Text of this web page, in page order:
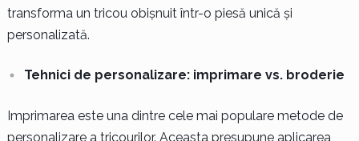
transforma un tricou obișnuit într-o piesă unică și
personalizată.
Tehnici de personalizare: imprimare vs. broderie
Imprimarea este una dintre cele mai populare metode de
personalizare a tricourilor. Aceasta presupune aplicarea